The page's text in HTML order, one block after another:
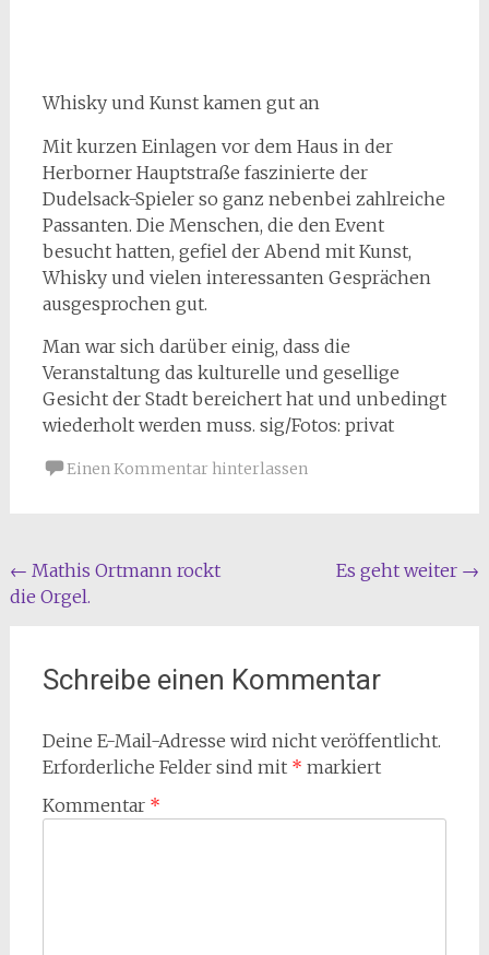
Whisky und Kunst kamen gut an
Mit kurzen Einlagen vor dem Haus in der
Herborner Hauptstraße faszinierte der
Dudelsack-Spieler so ganz nebenbei zahlreiche
Passanten. Die Menschen, die den Event
besucht hatten, gefiel der Abend mit Kunst,
Whisky und vielen interessanten Gesprächen
ausgesprochen gut.
Man war sich darüber einig, dass die
Veranstaltung das kulturelle und gesellige
Gesicht der Stadt bereichert hat und unbedingt
wiederholt werden muss. sig/Fotos: privat
Einen Kommentar hinterlassen
Beitragsnavigation
← Mathis Ortmann rockt
die Orgel.
Es geht weiter →
Schreibe einen Kommentar
Deine E-Mail-Adresse wird nicht veröffentlicht.
Erforderliche Felder sind mit * markiert
Kommentar *